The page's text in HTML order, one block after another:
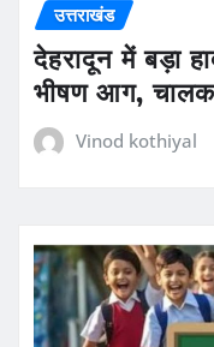
उत्तराखंड
देहरादून में बड़ा
भीषण आग,
Vinod kothiyal